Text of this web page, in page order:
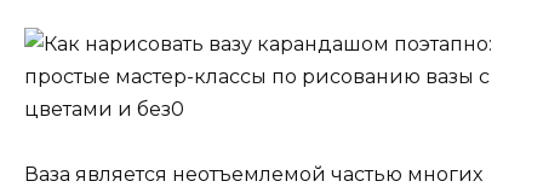
Ваза является неотъемлемой частью многих